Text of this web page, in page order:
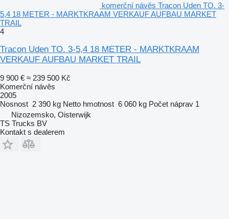
komerční návěs Tracon Uden TO. 3-
5,4 18 METER - MARKTKRAAM VERKAUF AUFBAU MARKET
TRAIL
4
Tracon Uden TO. 3-5,4 18 METER - MARKTKRAAM
VERKAUF AUFBAU MARKET TRAIL
9 900 € ≈ 239 500 Kč
Komerční návěs
2005
Nosnost 2 390 kg Netto hmotnost 6 060 kg Počet náprav 1
Nizozemsko, Oisterwijk
TS Trucks BV
Kontakt s dealerem